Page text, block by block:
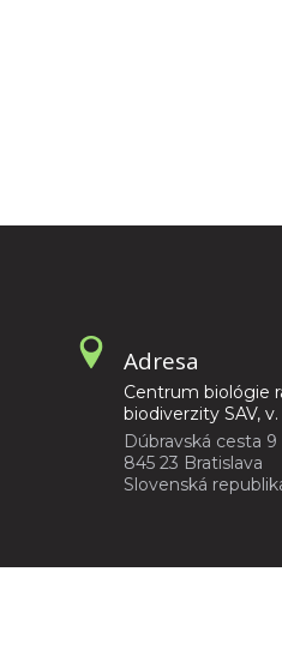
Adresa
Centrum biológie
biodiverzity SAV, v.
Dúbravská cesta 9
845 23 Bratislava
Slovenská